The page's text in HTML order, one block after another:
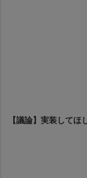
【議論】実装して